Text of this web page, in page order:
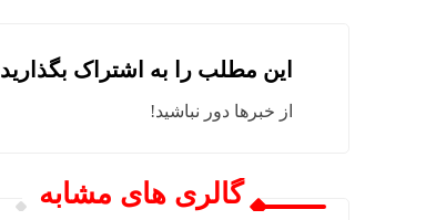
این مطلب را به اشتراک بگذارید
از خبرها دور نباشید!
گالری های مشابه